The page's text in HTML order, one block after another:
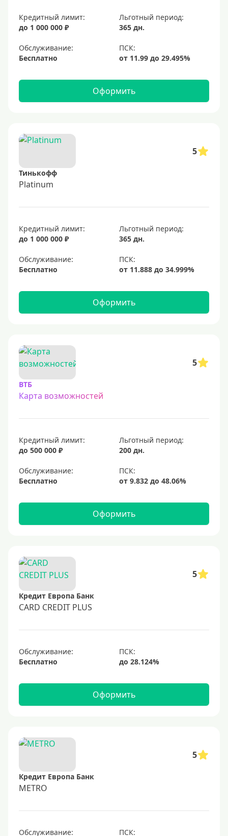
Кредитный лимит:
до 1 000 000 ₽
Льготный период:
365 дн.
Обслуживание:
Бесплатно
Оформить
5
Тинькофф
Platinum
Кредитный лимит:
до 1 000 000 ₽
Льготный период:
365 дн.
Обслуживание:
Бесплатно
Оформить
5
ВТБ
Карта возможностей
Кредитный лимит:
до 500 000 ₽
Льготный период:
200 дн.
Обслуживание:
Бесплатно
Оформить
5
Кредит Европа Банк
CARD CREDIT PLUS
Обслуживание:
Бесплатно
Оформить
5
Кредит Европа Банк
METRO
Обслуживание: